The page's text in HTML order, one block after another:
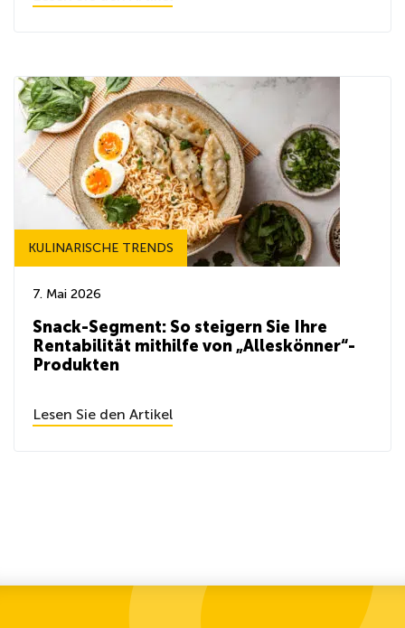
KULINARISCHE TRENDS
7. Mai 2026
Snack-Segment: So steigern Sie Ihre
Rentabilität mithilfe von „Alleskönner“-
Produkten
Lesen Sie den Artikel